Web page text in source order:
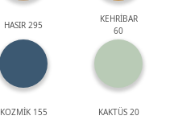
HASIR 295
KEHRİBAR
60
KOZMİK 155 KAKTÜS 20